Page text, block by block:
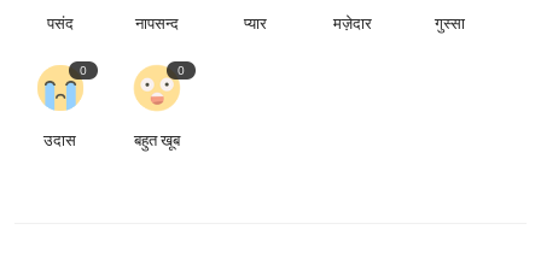
पसंद नापसन्द प्यार मज़ेदार गुस्सा
0
उदास
0
बहुत खूब